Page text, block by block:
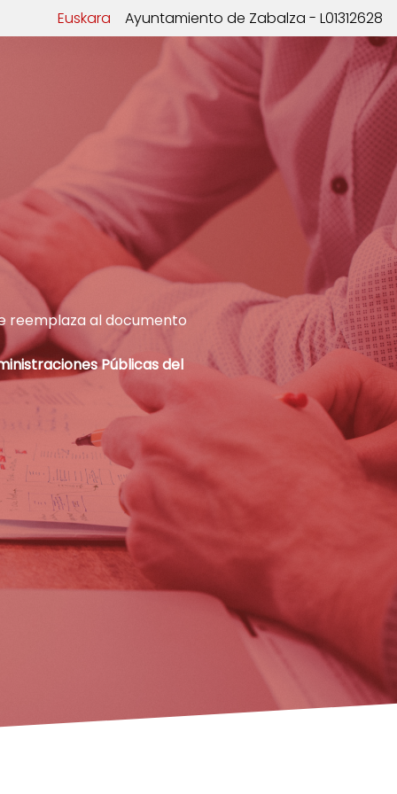
Ayuntamiento de Zabalza - L01312628
Euskara
reemplaza al documento
Públicas del